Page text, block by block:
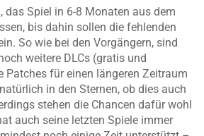
das Spiel in 6-8 Monaten aus dem
bis dahin sollen die fehlenden
So wie bei den Vorgängern, sind
weitere DLCs (gratis und
für einen längeren Zeitraum
in den Sternen, ob dies auch
stehen die Chancen dafür wohl
auch seine letzten Spiele immer